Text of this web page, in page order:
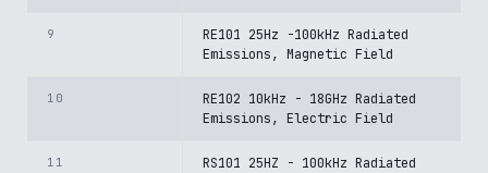
9
RE101 25Hz -100kHz Radiated
Emissions, Magnetic Field
10
RE102 10kHz - 18GHz Radiated
Emissions, Electric Field
11
RS101 25HZ - 100kHz Radiated